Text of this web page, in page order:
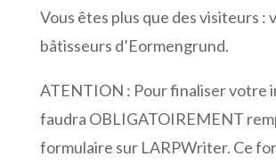
Vous êtes plus que des visiteurs :
bâtisseurs d’Eormengrund.
ATENTION : Pour finaliser votre
faudra OBLIGATOIREMENT
formulaire sur LARPWriter. Ce